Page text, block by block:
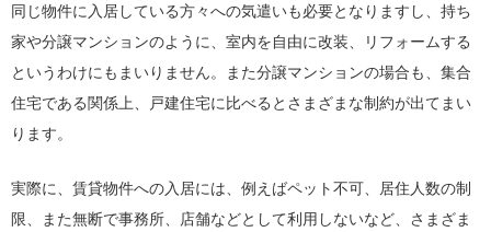
同じ物件に入居している方々への気遣いも必要となりますし、持ち
家や分譲マンションのように、室内を自由に改装、リフォームする
というわけにもまいりません。また分譲マンションの場合も、集合
住宅である関係上、戸建住宅に比べるとさまざまな制約が出てまい
ります。
実際に、賃貸物件への入居には、例えばペット不可、居住人数の制
限、また無断で事務所、店舗などとして利用しないなど、さまざま